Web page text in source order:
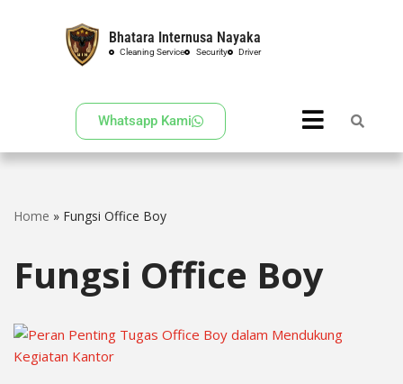
Bhatara Internusa Nayaka
Cleaning Service Security Driver
Whatsapp Kami
Home » Fungsi Office Boy
Fungsi Office Boy